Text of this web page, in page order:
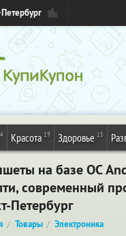
Красота 19 Здоровье 15
на базе ОС
современный
Петербург
Товары Электроника